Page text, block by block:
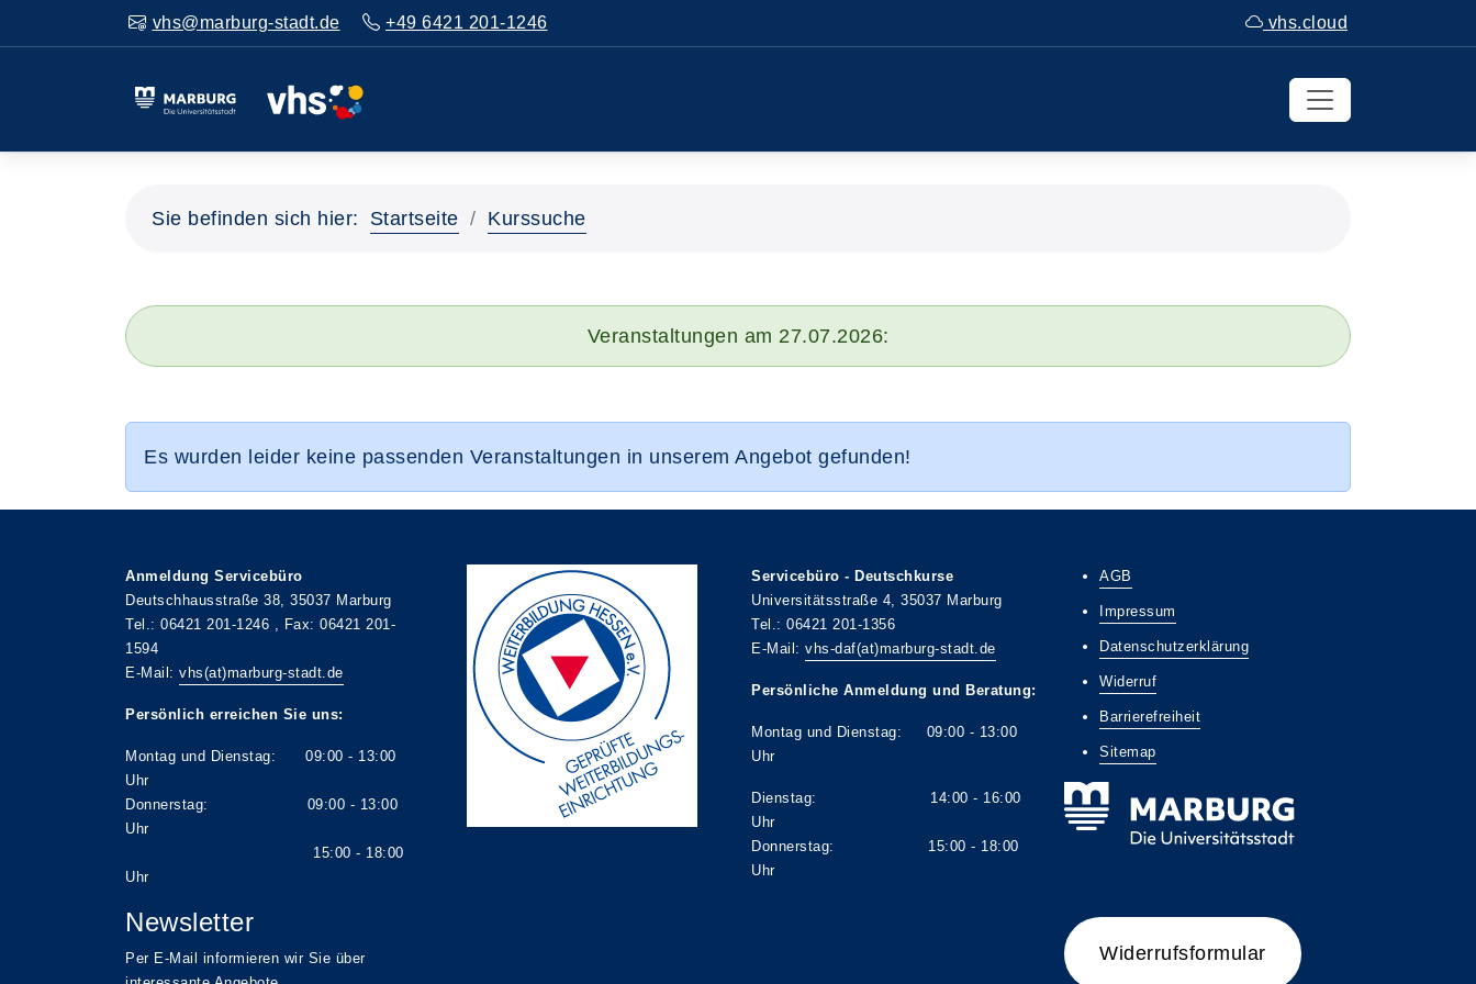
vhs@marburg-stadt.de +49 6421 201-1246 vhs.cloud
Sie befinden sich hier: Startseite Kurssuche
Veranstaltungen am 27.07.2026:
Es wurden leider keine passenden Veranstaltungen in unserem Angebot gefunden!
Anmeldung Servicebüro
Deutschhausstraße 38, 35037 Marburg
Tel.: 06421 201-1246 , Fax: 06421 201-
1594
E-Mail: vhs(at)marburg-stadt.de
Persönlich erreichen Sie uns:
Montag und Dienstag: 09:00 - 13:00
Uhr
Donnerstag: 09:00 - 13:00
Uhr
15:00 - 18:00
Uhr
Newsletter
Per E-Mail informieren wir Sie über
Servicebüro - Deutschkurse
Universitätsstraße 4, 35037 Marburg
Tel.: 06421 201-1356
E-Mail: vhs-daf(at)marburg-stadt.de
Persönliche Anmeldung und Beratung:
Montag und Dienstag: 09:00 - 13:00
Uhr
Dienstag: 14:00 - 16:00
Uhr
Donnerstag: 15:00 - 18:00
Uhr
AGB
Impressum
Datenschutzerklärung
Widerruf
Barrierefreiheit
Sitemap
Widerrufsformular